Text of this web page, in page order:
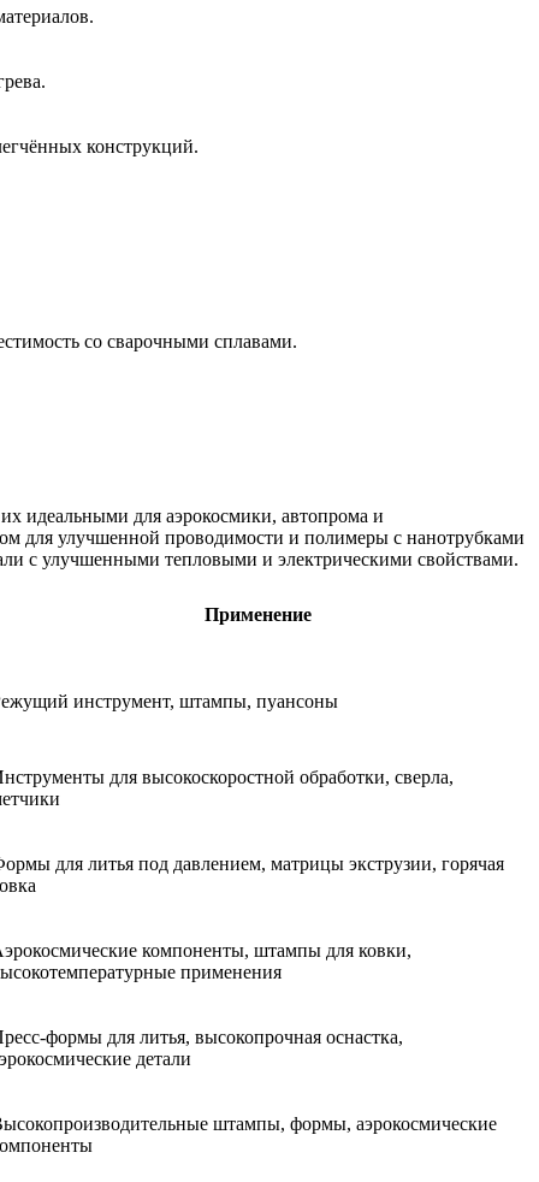
конструкций.
со сварочными сплавами.
идеальными для аэрокосмики, автопрома и
для улучшенной проводимости и полимеры с нанотрубками
с улучшенными тепловыми и электрическими свойствами.
Применение
инструмент, штампы, пуансоны
для высокоскоростной обработки, сверла,
для литья под давлением, матрицы экструзии, горячая
компоненты, штампы для ковки,
применения
формы для литья, высокопрочная оснастка,
детали
штампы, формы, аэрокосмические